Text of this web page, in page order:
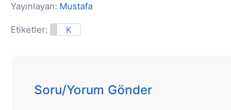
Yayınlayan: Mustafa
Etiketler: K
Soru/Yorum Gönder